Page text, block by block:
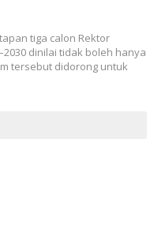
tiga calon Rektor
dinilai tidak boleh hanya
tersebut didorong untuk